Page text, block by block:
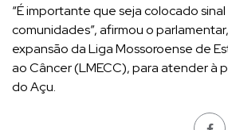
“É importante que seja colocado
comunidades”, afirmou o
expansão da Liga Mossoroense de
ao Câncer (LMECC), para atender à
do Açu.